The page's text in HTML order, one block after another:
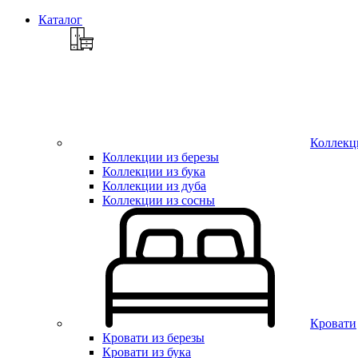
Каталог
Коллекции из березы
Коллекции из бука
Коллекции из дуба
Коллекции из сосны
Кровати
Кровати из березы
Кровати из бука